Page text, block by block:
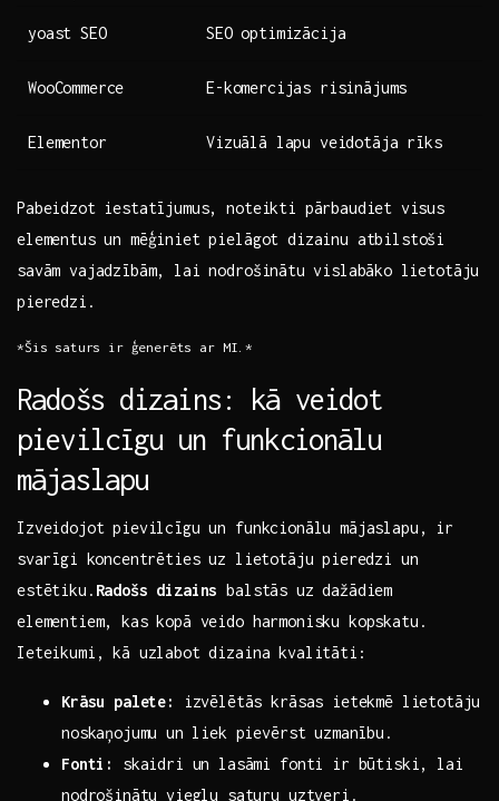
yoast SEO SEO optimizācija
WooCommerce E-komercijas risinājums
Elementor Vizuālā lapu veidotāja rīks
Pabeidzot iestatījumus, noteikti pārbaudiet⁢ visus
elementus un mēģiniet pielāgot dizainu atbilstoši
savām vajadzībām, lai nodrošinātu ⁣vislabāko⁣ lietotāju
pieredzi.
*Šis saturs ir ģenerēts ar MI.*
Radošs dizains: kā veidot
pievilcīgu⁢ un funkcionālu
mājaslapu
Izveidojot pievilcīgu un funkcionālu mājaslapu, ir
⁢svarīgi​ koncentrēties uz lietotāju pieredzi un
estētiku. Radošs dizains balstās uz dažādiem
elementiem, ​kas kopā veido ‌harmonisku kopskatu.
Ieteikumi, kā uzlabot dizaina kvalitāti:
Krāsu‌ palete:
izvēlētās krāsas ‌ietekmē lietotāju
noskaņojumu un⁢ liek pievērst uzmanību.
Fonti:
skaidri un lasāmi fonti ir būtiski, lai
nodrošinātu vieglu saturu uztveri.